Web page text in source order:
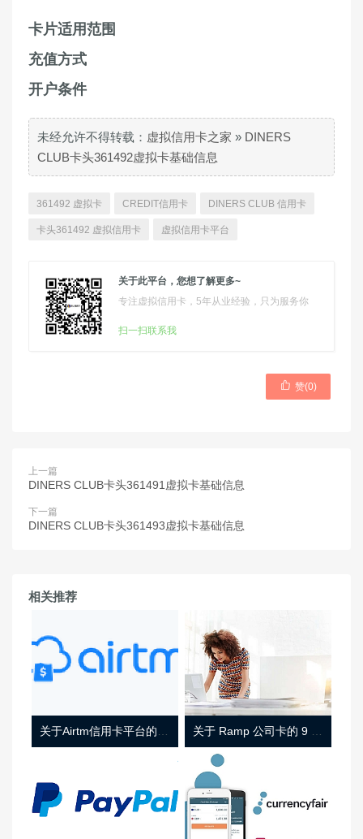
卡片适用范围
充值方式
开户条件
未经允许不得转载： 虚拟信用卡之家 » DINERS
CLUB卡头361492虚拟卡基础信息
361492 虚拟卡 CREDIT信用卡 DINERS CLUB 信用卡
卡头361492 虚拟信用卡 虚拟信用卡平台
关于此平台，您想了解更多~
专注虚拟信用卡，5年从业经验，只为服务你
扫一扫联系我
 赞(0)
上一篇
DINERS CLUB卡头361491虚拟卡基础信息
下一篇
DINERS CLUB卡头361493虚拟卡基础信息
相关推荐